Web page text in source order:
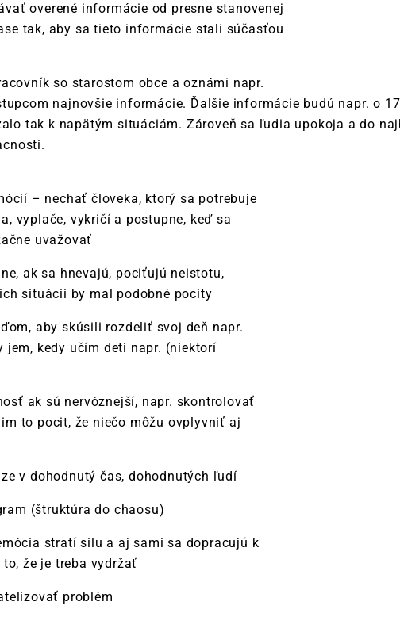
overené informácie od presne stanovenej
tak, aby sa tieto informácie stali súčasťou
so starostom obce a oznámi napr.
najnovšie informácie. Ďalšie informácie budú napr. o
tak k napätým situáciám. Zároveň sa ľudia upokoja a do
– nechať človeka, ktorý sa potrebuje
vyplače, vykričí a postupne, keď sa
uvažovať
ak sa hnevajú, pociťujú neistotu,
situácii by mal podobné pocity
aby skúsili rozdeliť svoj deň napr.
jem, kedy učím deti napr. (niektorí
ak sú nervóznejší, napr. skontrolovať
to pocit, že niečo môžu ovplyvniť aj
v dohodnutý čas, dohodnutých ľudí
(štruktúra do chaosu)
stratí silu a aj sami sa dopracujú k
že je treba vydržať
problém